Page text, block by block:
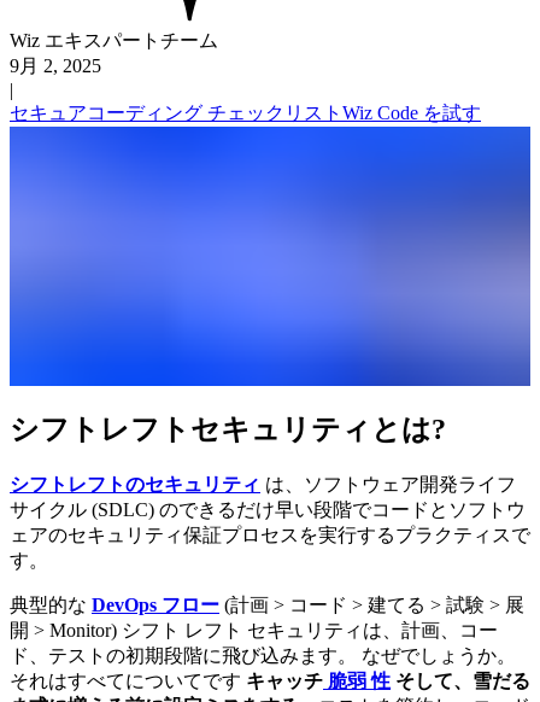
Wiz エキスパートチーム
9月 2, 2025
|
セキュアコーディング チェックリスト Wiz Code を試す
シフトレフトセキュリティとは?
シフトレフトのセキュリティ は、ソフトウェア開発ライフ
サイクル (SDLC) のできるだけ早い段階でコードとソフトウ
ェアのセキュリティ保証プロセスを実行するプラクティスで
す。
典型的な DevOps フロー (計画 > コード > 建てる > 試験 > 展
開 > Monitor) シフト レフト セキュリティは、計画、コー
ド、テストの初期段階に飛び込みます。 なぜでしょうか。
それはすべてについてです キャッチ 脆弱 性 そして、雪だる